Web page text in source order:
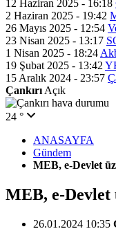
12 Haziran 2025 - 16:18
2 Haziran 2025 - 19:42
26 Mayıs 2025 - 12:54
23 Nisan 2025 - 13:17
1 Nisan 2025 - 18:24
19 Şubat 2025 - 13:42
15 Aralık 2024 - 23:57
Çankırı Açık
24 °
ANASAYFA
Gündem
MEB, e-Devlet
MEB, e-Devlet
26.01.2024 10:35